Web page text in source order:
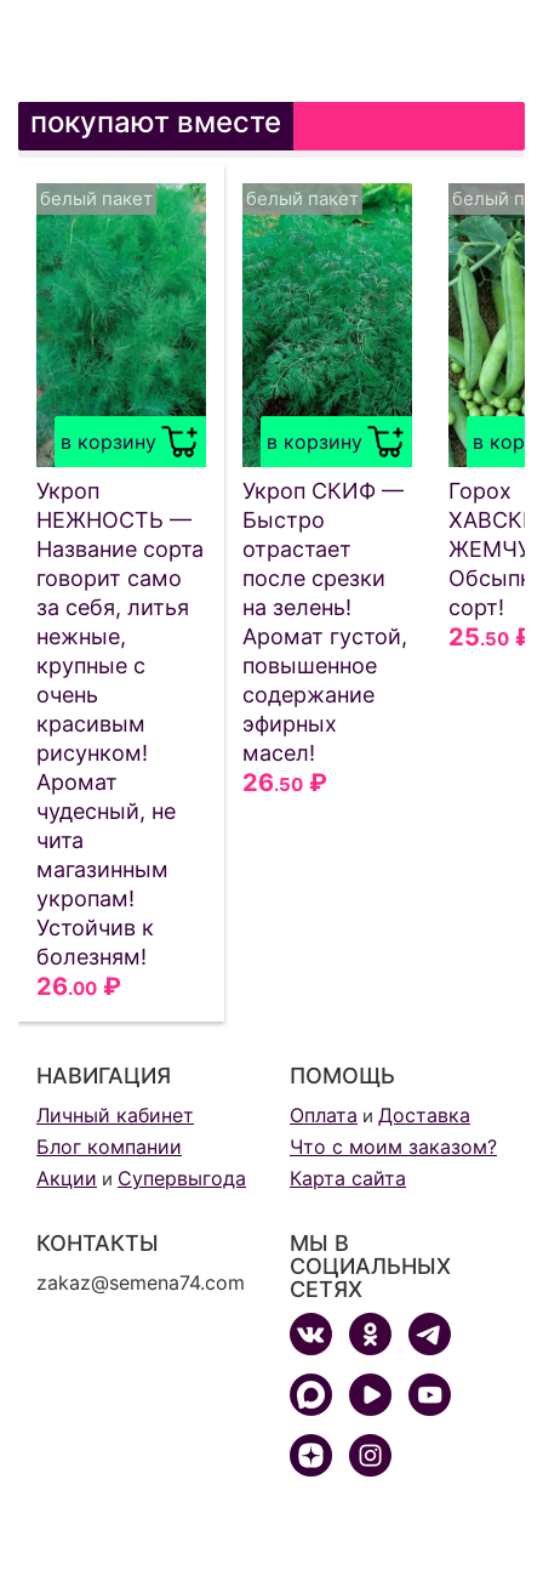
покупают вместе
в корзину
белый пакет
Укроп
НЕЖНОСТЬ —
Название сорта
говорит само
за себя, литья
нежные,
крупные с
очень
красивым
рисунком!
Аромат
чудесный, не
чита
магазинным
укропам!
Устойчив к
болезням!
26.00 ₽
в корзину
белый пакет
Укроп СКИФ —
Быстро
отрастает
после срезки
на зелень!
Аромат густой,
повышенное
содержание
эфирных
масел!
26.50 ₽
в
белый
Горох
сорт!
25.50 ₽
НАВИГАЦИЯ
Личный кабинет
Блог компании
Акции и Супервыгода
ПОМОЩЬ
Оплата и Доставка
Что с моим заказом?
Карта сайта
КОНТАКТЫ
zakaz@semena74.com
МЫ В
СОЦИАЛЬНЫХ
СЕТЯХ